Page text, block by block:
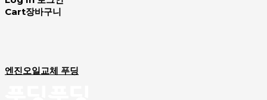
Cart장바구니
엔진오일교체 푸딩